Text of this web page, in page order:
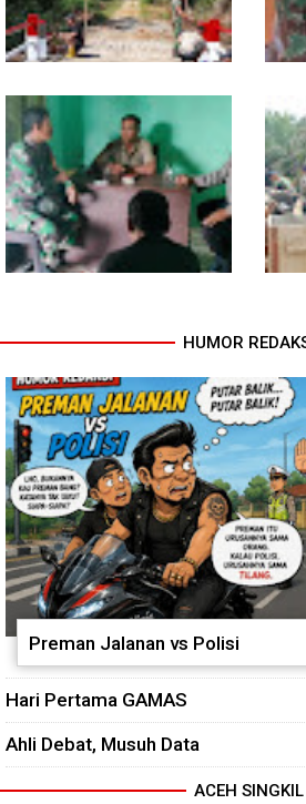
Kodim 0118 Tancap Gas
Rampungkan Finishing
Jembatan Garuda
Babinsa dan Bhabinkamtibmas
RI ke-81 dengan Kibarkan
Merah Putih
HUMOR
Preman Jalanan vs Polisi
Hari Pertama GAMAS
Ahli Debat, Musuh Data
ACEH SINGKIL